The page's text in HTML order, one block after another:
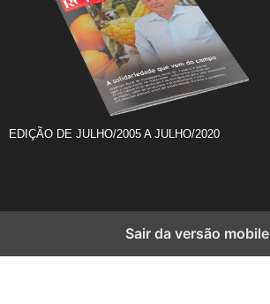
EDIÇÃO DE JULHO/2005 A JULHO/2020
Sair da versão mobile